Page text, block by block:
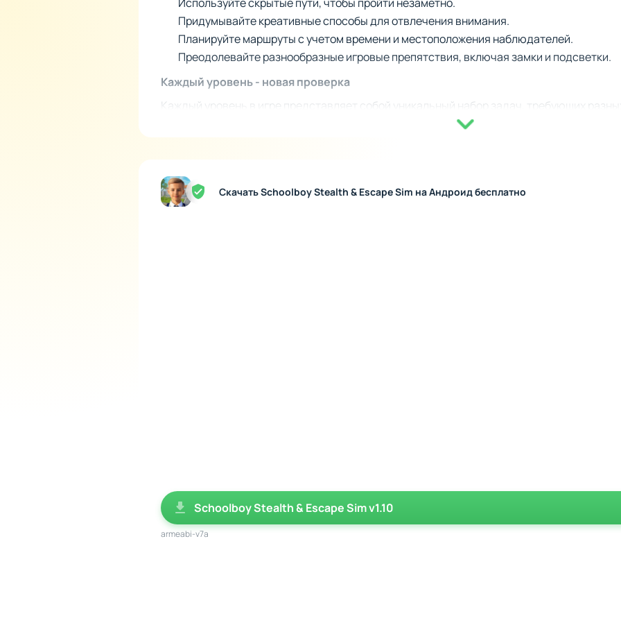
Придумывайте креативные способы для отвлечения внимания.
Планируйте маршруты с учетом времени и местоположения наблюдателей.
Преодолевайте разнообразные игровые препятствия, включая замки и подсветки.
Каждый уровень - новая проверка
Каждый уровень в игре представляет собой уникальный набор задач, требующих
выполнения. В основе игры лежит комбинация стратегии и быстрого реагирования.
побега.
Скачать Schoolboy Stealth & Escape Sim на Андроид бесплатно
Schoolboy Stealth & Escape Sim v1.10
armeabi-v7a